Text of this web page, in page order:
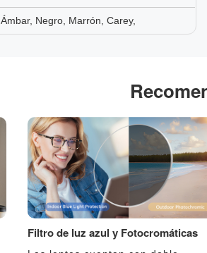
Ámbar, Negro, Marrón, Carey,
Filtro de luz azul y Fotocromáticas